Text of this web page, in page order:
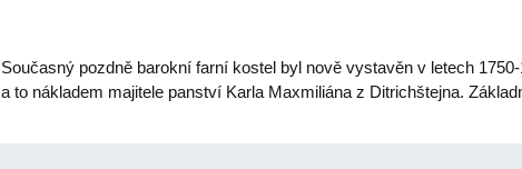
Současný pozdně barokní farní kostel byl nově vystavěn v letech
a to nákladem majitele panství Karla Maxmiliána z Ditrichštejna.